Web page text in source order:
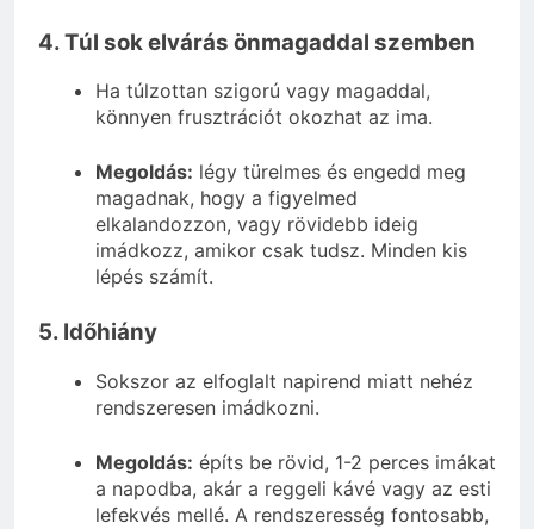
4. Túl sok elvárás önmagaddal szemben
Ha túlzottan szigorú vagy magaddal,
könnyen frusztrációt okozhat az ima.
Megoldás: légy türelmes és engedd meg
magadnak, hogy a figyelmed
elkalandozzon, vagy rövidebb ideig
imádkozz, amikor csak tudsz. Minden kis
lépés számít.
5. Időhiány
Sokszor az elfoglalt napirend miatt nehéz
rendszeresen imádkozni.
Megoldás: építs be rövid, 1-2 perces imákat
a napodba, akár a reggeli kávé vagy az esti
lefekvés mellé. A rendszeresség fontosabb,